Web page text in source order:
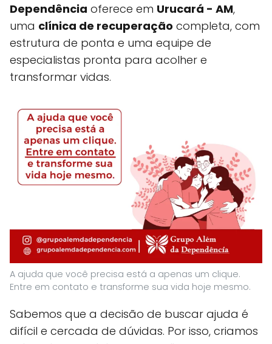
Dependência oferece em Urucará - AM,
uma clínica de recuperação completa, com
estrutura de ponta e uma equipe de
especialistas pronta para acolher e
transformar vidas.
A ajuda que você precisa está a apenas um clique.
Entre em contato e transforme sua vida hoje mesmo.
Sabemos que a decisão de buscar ajuda é
difícil e cercada de dúvidas. Por isso, criamos